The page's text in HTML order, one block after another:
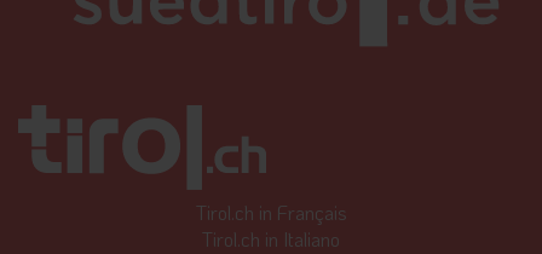
Tirol.ch in Français
Tirol.ch in Italiano